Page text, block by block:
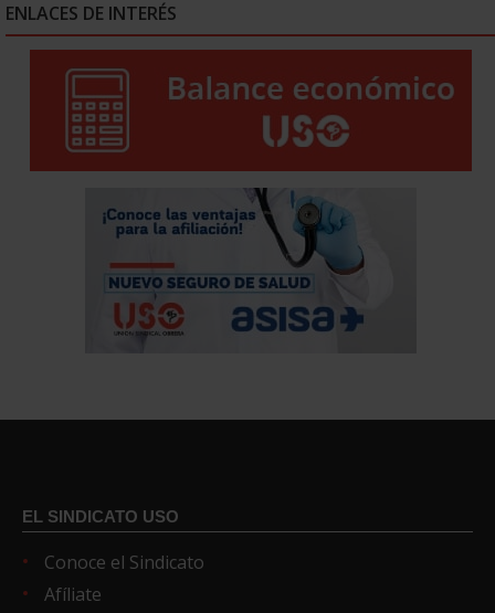
ENLACES DE INTERÉS
EL SINDICATO USO
Conoce el Sindicato
Afíliate